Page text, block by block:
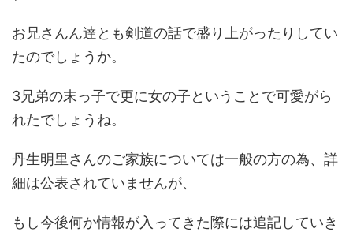
お兄さんん達とも剣道の話で盛り上がったりしてい
たのでしょうか。
3兄弟の末っ子で更に女の子ということで可愛がら
れたでしょうね。
丹生明里さんのご家族については一般の方の為、詳
細は公表されていませんが、
もし今後何か情報が入ってきた際には追記していき